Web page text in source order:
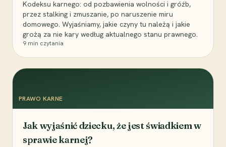
Kodeksu karnego: od pozbawienia wolności i gróźb,
przez stalking i zmuszanie, po naruszenie miru
domowego. Wyjaśniamy, jakie czyny tu należą i jakie
grożą za nie kary według aktualnego stanu prawnego.
9 min czytania
PRAWO KARNE
Jak wyjaśnić dziecku, że jest świadkiem w
sprawie karnej?